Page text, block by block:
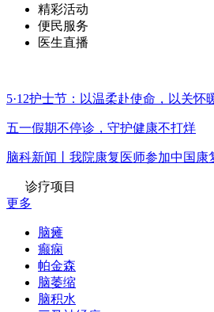
精彩活动
便民服务
医生直播
5·12护士节：以温柔赴使命，以关怀
五一假期不停诊，守护健康不打烊
脑科新闻丨我院康复医师参加中国康
诊疗项目
更多
脑瘫
癫痫
帕金森
脑萎缩
脑积水